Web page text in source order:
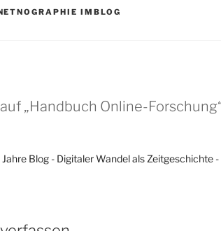
IMBLOG
„Handbuch Online-
Jahre Blog - Digitaler Wandel als Zeitgeschichte